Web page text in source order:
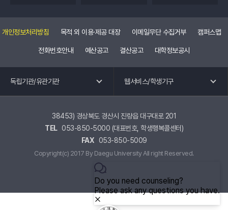
개인정보처리방침 목적 외 이용·제공 대장 이메일무단 수집거부 캠퍼스맵
전화번호안내 예산공고 결산공고 대학정보공시
독립기관/유관기관
교수회
노동조합
총동창회
웹서비스/학생기구
공학교육혁신센터
국제교류.외국어특강
교육혁신원
총학생회
동아리연합회
38453) 경상북도 경산시 진량읍 대구대로 201
TEL 053-850-5000 (대표번호, 학생행복콜센터)
FAX
053-850-5009
Copyright(c) 2017 By Daegu University All right Reserved.